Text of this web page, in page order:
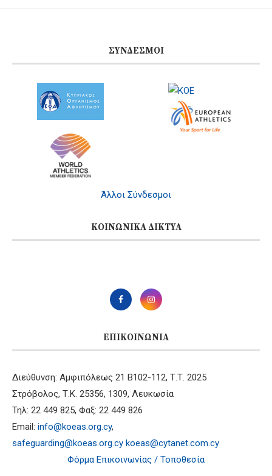
ΣΎΝΔΕΣΜΟΙ
Άλλοι Σύνδεσμοι
ΚΟΙΝΩΝΙΚΆ ΔΊΚΤΥΑ
ΕΠΙΚΟΙΝΩΝΊΑ
Διεύθυνση: Αμφιπόλεως 21 B102-112, Τ.Τ. 2025
Στρόβολος, Τ.Κ. 25356, 1309, Λευκωσία
Τηλ: 22 449 825, Φαξ: 22 449 826
Email: info@koeas.org.cy,
safeguarding@koeas.org.cy koeas@cytanet.com.cy
Φόρμα Επικοινωνίας / Τοποθεσία